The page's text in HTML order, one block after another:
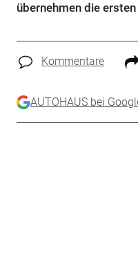
übernehmen die
Kommentare
AUTOHAUS bei